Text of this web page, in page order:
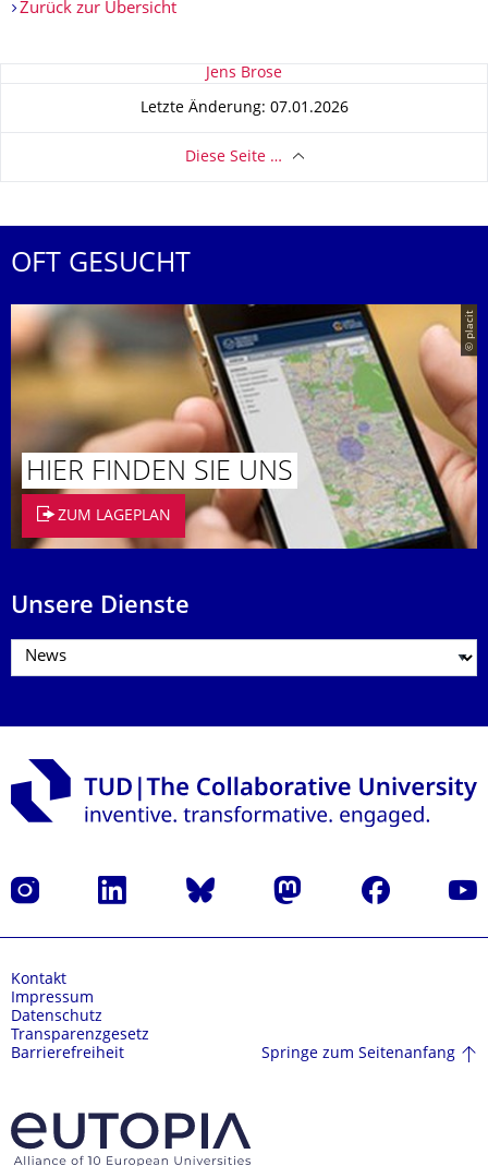
Zurück zur Übersicht
Zu dieser Seite Jens Brose
Letzte Änderung: 07.01.2026
Diese Seite …
OFT GESUCHT
© placit
HIER FINDEN SIE UNS
ZUM LAGEPLAN
Unsere Dienste
Instagram LinkedIn Bluesky Mastodon Facebook
Kontakt
Impressum
Datenschutz
Transparenzgesetz
Barrierefreiheit
Springe zum Seitenanfang